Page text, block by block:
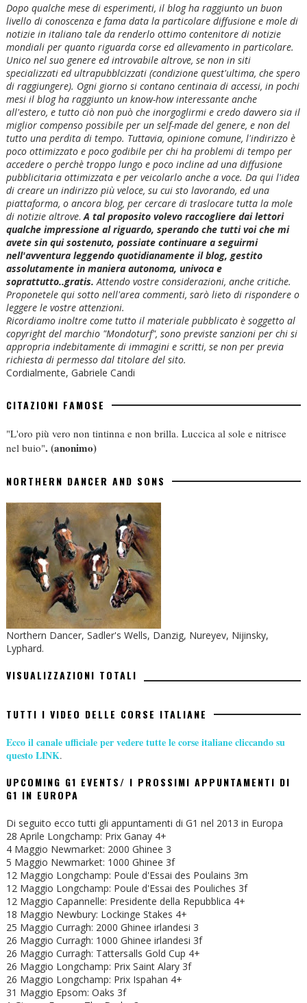
Dopo qualche mese di esperimenti, il blog ha raggiunto un buon
livello di conoscenza e fama data la particolare diffusione e mole di
notizie in italiano tale da renderlo ottimo contenitore di notizie
mondiali per quanto riguarda corse ed allevamento in particolare.
Unico nel suo genere ed introvabile altrove, se non in siti
specializzati ed ultrapubblcizzati (condizione quest'ultima, che spero
di raggiungere). Ogni giorno si contano centinaia di accessi, in pochi
mesi il blog ha raggiunto un know-how interessante anche
all'estero, e tutto ciò non può che inorgoglirmi e credo davvero sia il
miglior compenso possibile per un self-made del genere, e non del
tutto una perdita di tempo. Tuttavia, opinione comune, l'indirizzo è
poco ottimizzato e poco godibile per chi ha problemi di tempo per
accedere o perchè troppo lungo e poco incline ad una diffusione
pubblicitaria ottimizzata e per veicolarlo anche a voce. Da qui l'idea
di creare un indirizzo più veloce, su cui sto lavorando, ed una
piattaforma, o ancora blog, per cercare di traslocare tutta la mole
di notizie altrove. A tal proposito volevo raccogliere dai lettori
qualche impressione al riguardo, sperando che tutti voi che mi
avete sin qui sostenuto, possiate continuare a seguirmi
nell'avventura leggendo quotidianamente il blog, gestito
assolutamente in maniera autonoma, univoca e
soprattutto..gratis. Attendo vostre considerazioni, anche critiche.
Proponetele qui sotto nell'area commenti, sarò lieto di rispondere o
leggere le vostre attenzioni.
Ricordiamo inoltre come tutto il materiale pubblicato è soggetto al
copyright del marchio "Mondoturf", sono previste sanzioni per chi si
appropria indebitamente di immagini e scritti, se non per previa
richiesta di permesso dal titolare del sito.
Cordialmente, Gabriele Candi
CITAZIONI FAMOSE
"L'oro più vero non tintinna e non brilla. Luccica al sole e nitrisce
nel buio". (anonimo)
NORTHERN DANCER AND SONS
Northern Dancer, Sadler's Wells, Danzig, Nureyev, Nijinsky,
Lyphard.
VISUALIZZAZIONI TOTALI
TUTTI I VIDEO DELLE CORSE ITALIANE
Ecco il canale ufficiale per vedere tutte le corse italiane cliccando su
questo LINK.
UPCOMING G1 EVENTS/ I PROSSIMI APPUNTAMENTI DI
G1 IN EUROPA
Di seguito ecco tutti gli appuntamenti di G1 nel 2013 in Europa
28 Aprile Longchamp: Prix Ganay 4+
4 Maggio Newmarket: 2000 Ghinee 3
5 Maggio Newmarket: 1000 Ghinee 3f
12 Maggio Longchamp: Poule d'Essai des Poulains 3m
12 Maggio Longchamp: Poule d'Essai des Pouliches 3f
12 Maggio Capannelle: Presidente della Repubblica 4+
18 Maggio Newbury: Lockinge Stakes 4+
25 Maggio Curragh: 2000 Ghinee irlandesi 3
26 Maggio Curragh: 1000 Ghinee irlandesi 3f
26 Maggio Curragh: Tattersalls Gold Cup 4+
26 Maggio Longchamp: Prix Saint Alary 3f
26 Maggio Longchamp: Prix Ispahan 4+
31 Maggio Epsom: Oaks 3f